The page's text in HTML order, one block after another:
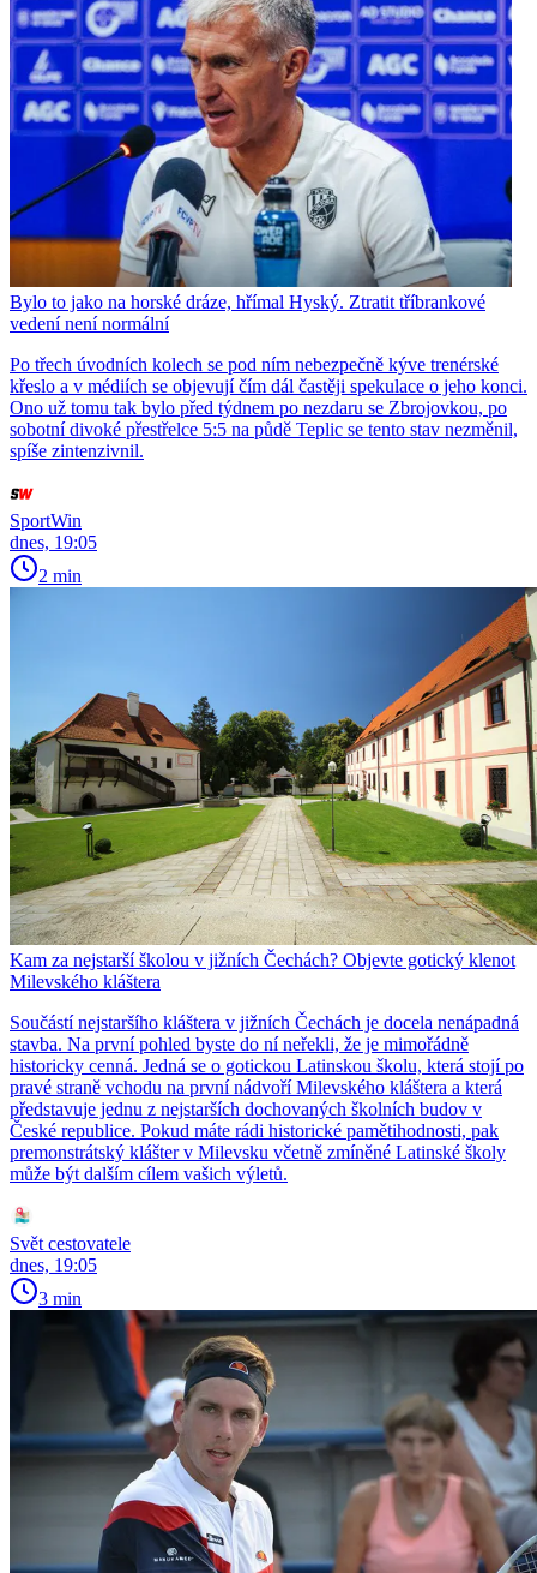
Bylo to jako na horské dráze, hřímal Hyský. Ztratit tříbrankové
vedení není normální
Po třech úvodních kolech se pod ním nebezpečně kýve trenérské
křeslo a v médiích se objevují čím dál častěji spekulace o jeho konci.
Ono už tomu tak bylo před týdnem po nezdaru se Zbrojovkou, po
sobotní divoké přestřelce 5:5 na půdě Teplic se tento stav nezměnil,
spíše zintenzivnil.
SportWin
dnes, 19:05
2 min
Kam za nejstarší školou v jižních Čechách? Objevte gotický klenot
Milevského kláštera
Součástí nejstaršího kláštera v jižních Čechách je docela nenápadná
stavba. Na první pohled byste do ní neřekli, že je mimořádně
historicky cenná. Jedná se o gotickou Latinskou školu, která stojí po
pravé straně vchodu na první nádvoří Milevského kláštera a která
představuje jednu z nejstarších dochovaných školních budov v
České republice. Pokud máte rádi historické pamětihodnosti, pak
premonstrátský klášter v Milevsku včetně zmíněné Latinské školy
může být dalším cílem vašich výletů.
Svět cestovatele
dnes, 19:05
3 min